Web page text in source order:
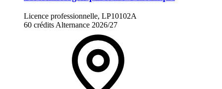
Licence professionnelle, LP10102A
60 crédits Alternance 2026/27